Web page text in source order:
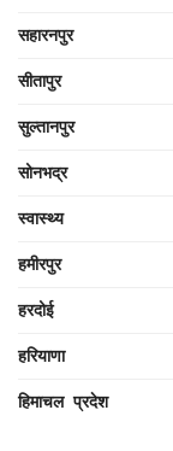
सहारनपुर
सीतापुर
सुल्तानपुर
सोनभद्र
स्वास्थ्य
हमीरपुर
हरदोई
हरियाणा
हिमाचल प्रदेश